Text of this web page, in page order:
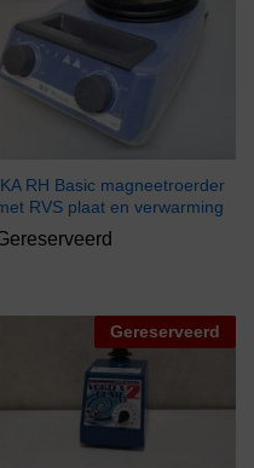
RH Basic magneetroerder
RVS plaat en verwarming
Gereserveerd